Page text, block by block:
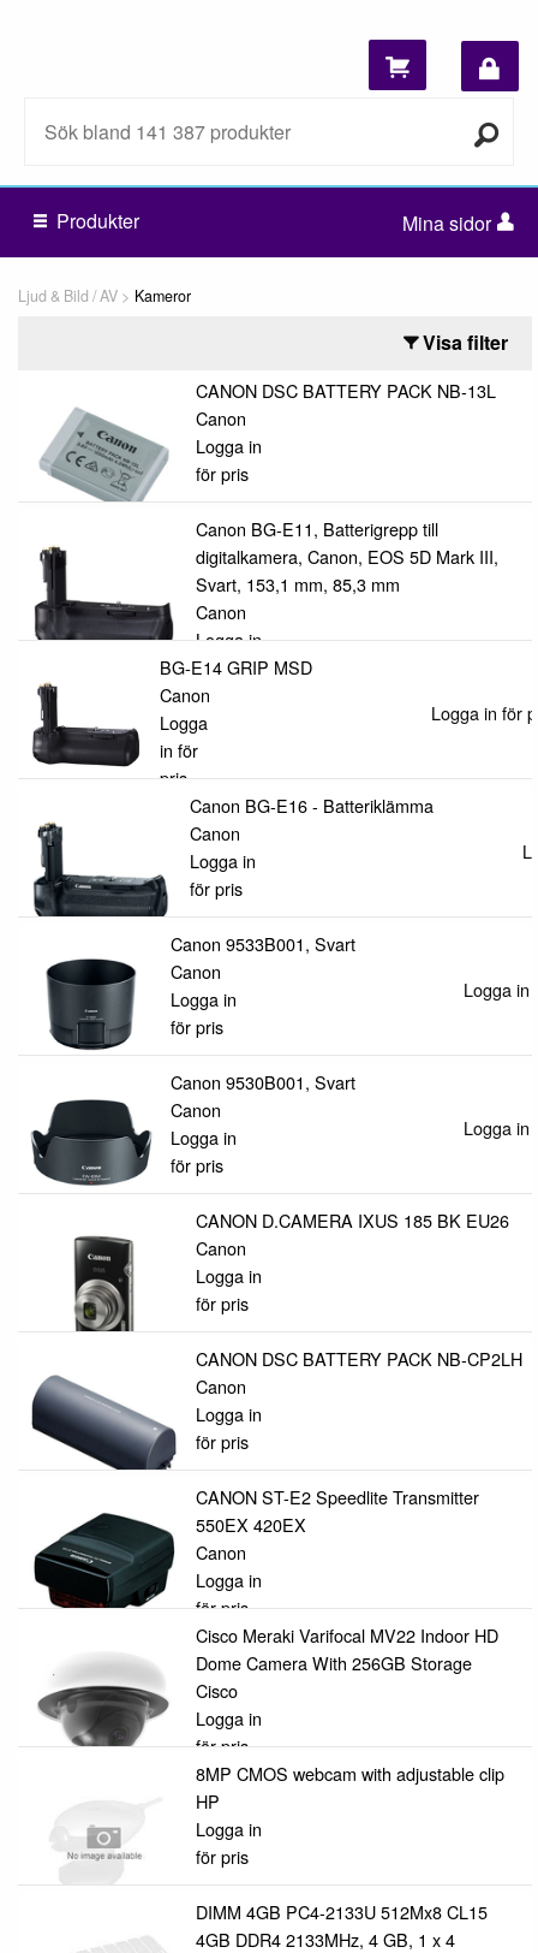
Produkter Mina sidor
Ljud & Bild / AV Kameror
Visa filter
CANON DSC BATTERY PACK NB-13L
Canon
Logga in
för pris
Canon BG-E11, Batterigrepp till
digitalkamera, Canon, EOS 5D Mark III,
Svart, 153,1 mm, 85,3 mm
Canon
Logga in
för pris
BG-E14 GRIP MSD
Canon
Logga
in för
pris
Logga in för
Canon BG-E16 - Batteriklämma
Canon
Logga in
för pris
Canon 9533B001, Svart
Canon
Logga in
för pris
Logga in
Canon 9530B001, Svart
Canon
Logga in
för pris
Logga in
CANON D.CAMERA IXUS 185 BK EU26
Canon
Logga in
för pris
CANON DSC BATTERY PACK NB-CP2LH
Canon
Logga in
för pris
CANON ST-E2 Speedlite Transmitter
550EX 420EX
Canon
Logga in
för pris
Cisco Meraki Varifocal MV22 Indoor HD
Dome Camera With 256GB Storage
Cisco
Logga in
för pris
8MP CMOS webcam with adjustable clip
HP
Logga in
för pris
DIMM 4GB PC4-2133U 512Mx8 CL15
4GB DDR4 2133MHz, 4 GB, 1 x 4